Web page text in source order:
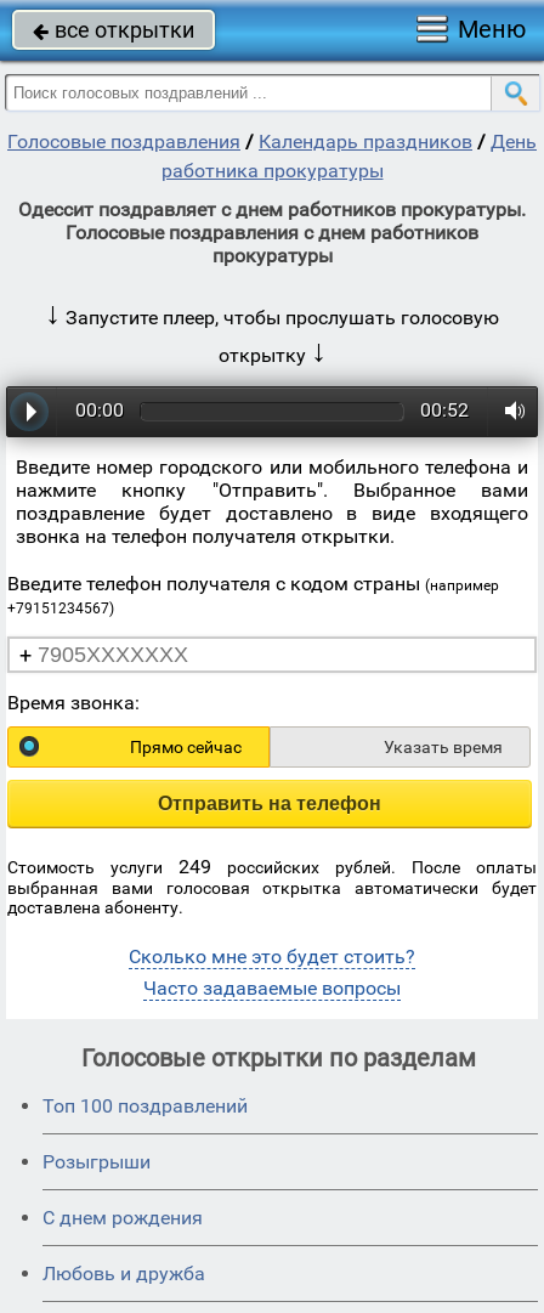
 все открытки Меню
Голосовые поздравления / Календарь праздников / День
работника прокуратуры
Одессит поздравляет с днем работников прокуратуры.
Голосовые поздравления с днем работников
прокуратуры
↓ Запустите плеер, чтобы прослушать голосовую
открытку ↓
00:00 00:52
Введите номер городского или мобильного телефона и
нажмите кнопку "Отправить". Выбранное вами
поздравление будет доставлено в виде входящего
звонка на телефон получателя открытки.
Введите телефон получателя с кодом страны (например
+79151234567)
+
Время звонка:
Прямо сейчас Указать время
Отправить на телефон
Стоимость услуги 249 российских рублей. После оплаты
выбранная вами голосовая открытка автоматически будет
доставлена абоненту.
Сколько мне это будет стоить?
Часто задаваемые вопросы
Голосовые открытки по разделам
Топ 100 поздравлений
Розыгрыши
С днем рождения
Любовь и дружба